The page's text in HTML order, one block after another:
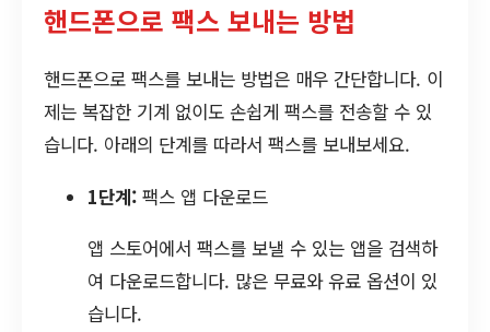
핸드폰으로 팩스 보내는 방법
핸드폰으로 팩스를 보내는 방법은 매우 간단합니다. 이
제는 복잡한 기계 없이도 손쉽게 팩스를 전송할 수 있
습니다. 아래의 단계를 따라서 팩스를 보내보세요.
1단계: 팩스 앱 다운로드
앱 스토어에서 팩스를 보낼 수 있는 앱을 검색하
여 다운로드합니다. 많은 무료와 유료 옵션이 있
습니다.